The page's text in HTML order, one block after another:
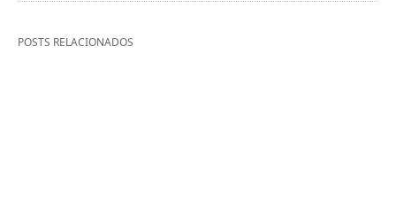
POSTS RELACIONADOS